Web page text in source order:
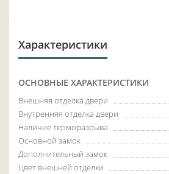
Характеристики
ОСНОВНЫЕ ХАРАКТЕРИСТИКИ
Внешняя отделка двери
Внутренняя отделка двери
Наличие терморазрыва
Основной замок
Дополнительный замок
Цвет внешней отделки